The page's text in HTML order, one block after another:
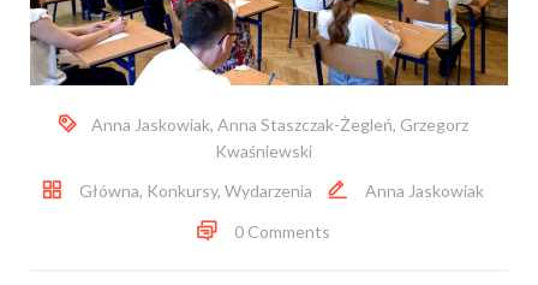
Anna Jaskowiak, Anna Staszczak-Żegleń, Grzegorz
Kwaśniewski
Główna, Konkursy, Wydarzenia
Anna Jaskowiak
0 Comments